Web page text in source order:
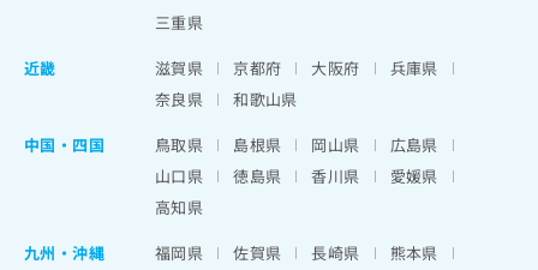
三重県
近畿
滋賀県 京都府 大阪府
兵庫県
奈良県
和歌山県
中国・四国
鳥取県 島根県 岡山県
広島県
山口県
徳島県 香川県
愛媛県
高知県
九州・沖縄
福岡県 佐賀県 長崎県
熊本県